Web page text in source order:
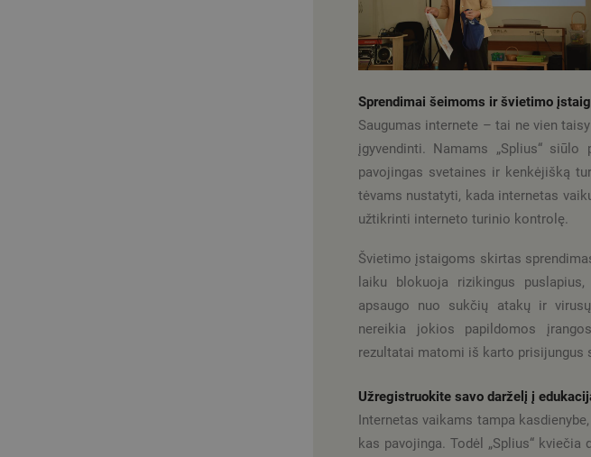
Sprendimai šeimoms ir švietimo
Saugumas internete – tai ne vien
įgyvendinti. Namams „Splius“ siūlo
pavojingas svetaines ir kenkėjišką
tėvams nustatyti, kada internetas
užtikrinti interneto turinio kontrolę.
Švietimo įstaigoms skirtas
laiku blokuoja rizikingus
apsaugo nuo sukčių atakų ir
nereikia jokios papildomos
rezultatai matomi iš karto prisijungus
Užregistruokite savo darželį į
Internetas vaikams tampa
kas pavojinga. Todėl „Splius“